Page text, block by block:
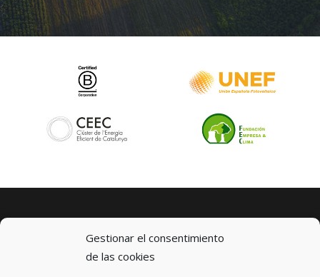
Gestionar el consentimiento
de las cookies